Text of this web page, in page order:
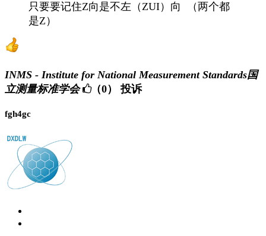
只要要记住Z向是不左（ZUI）向 （两个都
是Z）
INMS - Institute for National Measurement Standards国
立测量标准学会
（0） 投诉
fgh4gc